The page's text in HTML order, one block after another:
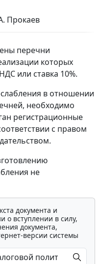
Прокаев
перечни
которых
или ставка 10%.
в отношении
необходимо
регистрационные
с правом
не
документа и
о вступлении в силу,
документа,
версии системы